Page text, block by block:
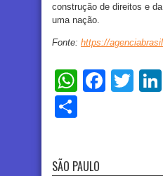
construção de direitos e
uma nação.
Fonte: https://
SÃO PAULO